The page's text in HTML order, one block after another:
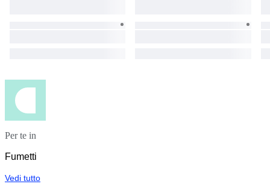
Per te in
Fumetti
Vedi tutto